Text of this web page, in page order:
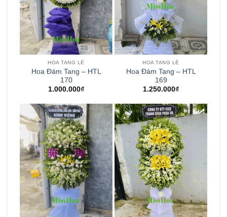
HOA TANG LỄ
Hoa Đám Tang – HTL
170
1.000.000₫
HOA TANG LỄ
Hoa Đám Tang – HTL
169
1.250.000₫